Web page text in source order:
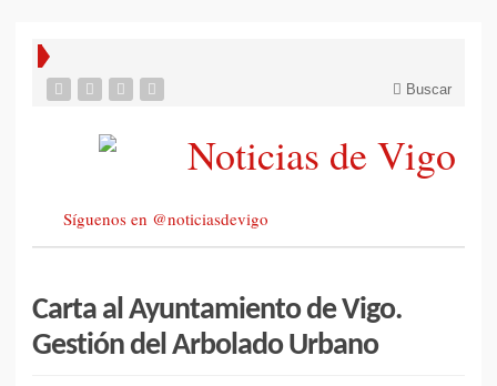
Buscar
Síguenos en @noticiasdevigo
Carta al Ayuntamiento de Vigo.
Gestión del Arbolado Urbano